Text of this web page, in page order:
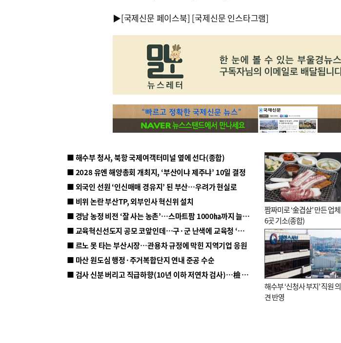
▶[국제신문 페이스북] [국제신문 인스타그램]
■ 해수부 청사, 북항 국제여객터미널 옆에 선다(종합)
■ 2028 유엔 해양총회 개최지, ‘부산이냐 제주냐’ 10일 결정
■ 외국인 선원 ‘인신매매 경유지’ 된 부산…우려가 현실로
■ 비위 논란 부산TP, 외부인사 혁신위 설치
■ 경남 농정 비전 ‘잘 사는 농촌’…스마트팜 1000㏊까지 늘린다
■ 교육혁신선도지 공모 코앞인데…구·군 난색에 교육청 ‘쩔쩔’
■ 르노 못 타는 부산시장…관용차 규정에 막힌 지역기업 응원
■ 마산 원도심 행정·주거복합단지 연내 준공 수순
■ 검사 신분 버리고 직급하향(10년 이하 저연차 검사)…檢 중수청행 기피
짬짜미로 ‘金겹살’ 만든 업체
6곳 기소(종합)
해수부 ‘신청사 부지’ 직원 의
견 반영